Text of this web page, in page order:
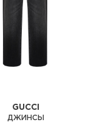
GUCCI
ДЖИНСЫ